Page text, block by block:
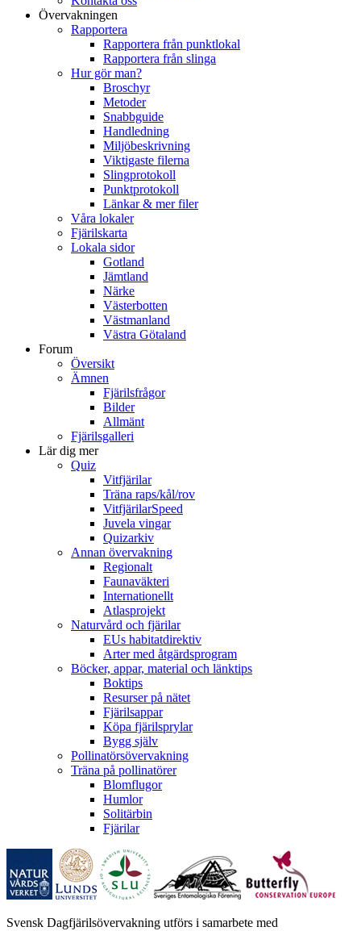
Övervakningen
Rapportera
Rapportera från punktlokal
Rapportera från slinga
Hur gör man?
Broschyr
Metoder
Snabbguide
Handledning
Miljöbeskrivning
Viktigaste filerna
Slingprotokoll
Punktprotokoll
Länkar & mer filer
Våra lokaler
Fjärilskarta
Lokala sidor
Gotland
Jämtland
Närke
Västerbotten
Västmanland
Västra Götaland
Forum
Översikt
Ämnen
Fjärilsfrågor
Bilder
Allmänt
Fjärilsgalleri
Lär dig mer
Quiz
Vitfjärilar
Träna raps/kål/rov
VitfjärilarSpeed
Juvela vingar
Quizarkiv
Annan övervakning
Regionalt
Faunaväkteri
Internationellt
Atlasprojekt
Naturvård och fjärilar
EUs habitatdirektiv
Arter med åtgärdsprogram
Böcker, appar, material och länktips
Boktips
Resurser på nätet
Fjärilsappar
Köpa fjärilsprylar
Bygg själv
Pollinatörsövervakning
Träna på pollinatörer
Blomflugor
Humlor
Solitärbin
Fjärilar
Svensk Dagfjärilsövervakning utförs i samarbete med